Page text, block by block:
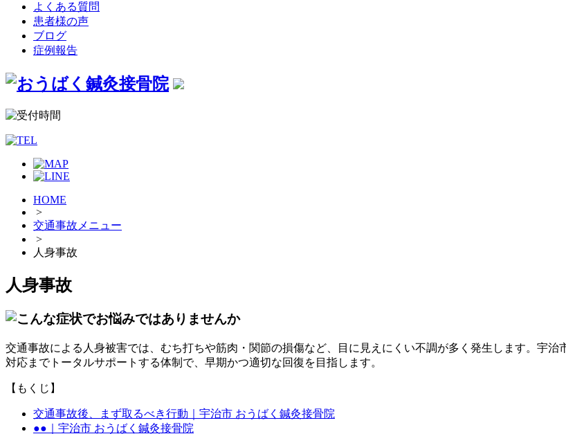
よくある質問
患者様の声
ブログ
症例報告
HOME
>
交通事故メニュー
>
人身事故
人身事故
交通事故による人身被害では、むち打ちや筋肉・関節の損傷など、目に見えにくい不調が多く発生します。宇
対応までトータルサポートする体制で、早期かつ適切な回復を目指します。
【もくじ】
交通事故後、まず取るべき行動｜宇治市 おうばく鍼灸接骨院
●●｜宇治市 おうばく鍼灸接骨院